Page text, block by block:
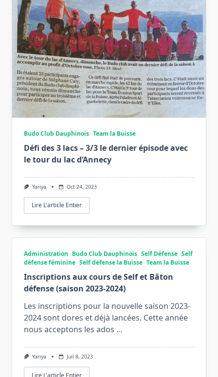
Budo Club Dauphinois Team la Buisse
Défi des 3 lacs – 3/3 le dernier épisode avec
le tour du lac d’Annecy
Yariya Oct 24, 2023
Lire L'article Entier
Administration Budo Club Dauphinois Self Défense Self
défense féminine Self défense la Buisse Team la Buisse
Inscriptions aux cours de Self et Bâton
défense (saison 2023-2024)
Les inscriptions pour la nouvelle saison 2023-
2024 sont dores et déjà lancées. Cette année
nous acceptons les ados ...
Yariya Juil 8, 2023
Lire L'article Entier